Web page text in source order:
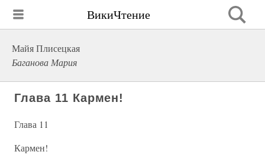
ВикиЧтение
Майя Плисецкая
Баганова Мария
Глава 11 Кармен!
Глава 11
Кармен!